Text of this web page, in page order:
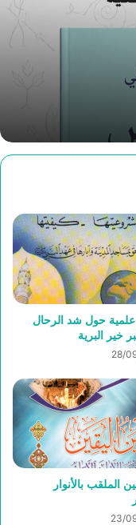
حول شد الرحال
خير البرية
28/
الملقب بالأنوار
23/